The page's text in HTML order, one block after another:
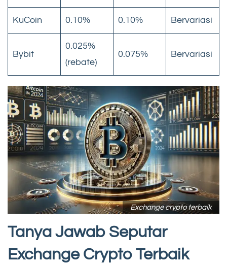
KuCoin 0.10% 0.10% Bervariasi
Bybit
0.025%
(rebate)
0.075% Bervariasi
Exchange crypto terbaik
Tanya Jawab Seputar
Exchange Crypto Terbaik